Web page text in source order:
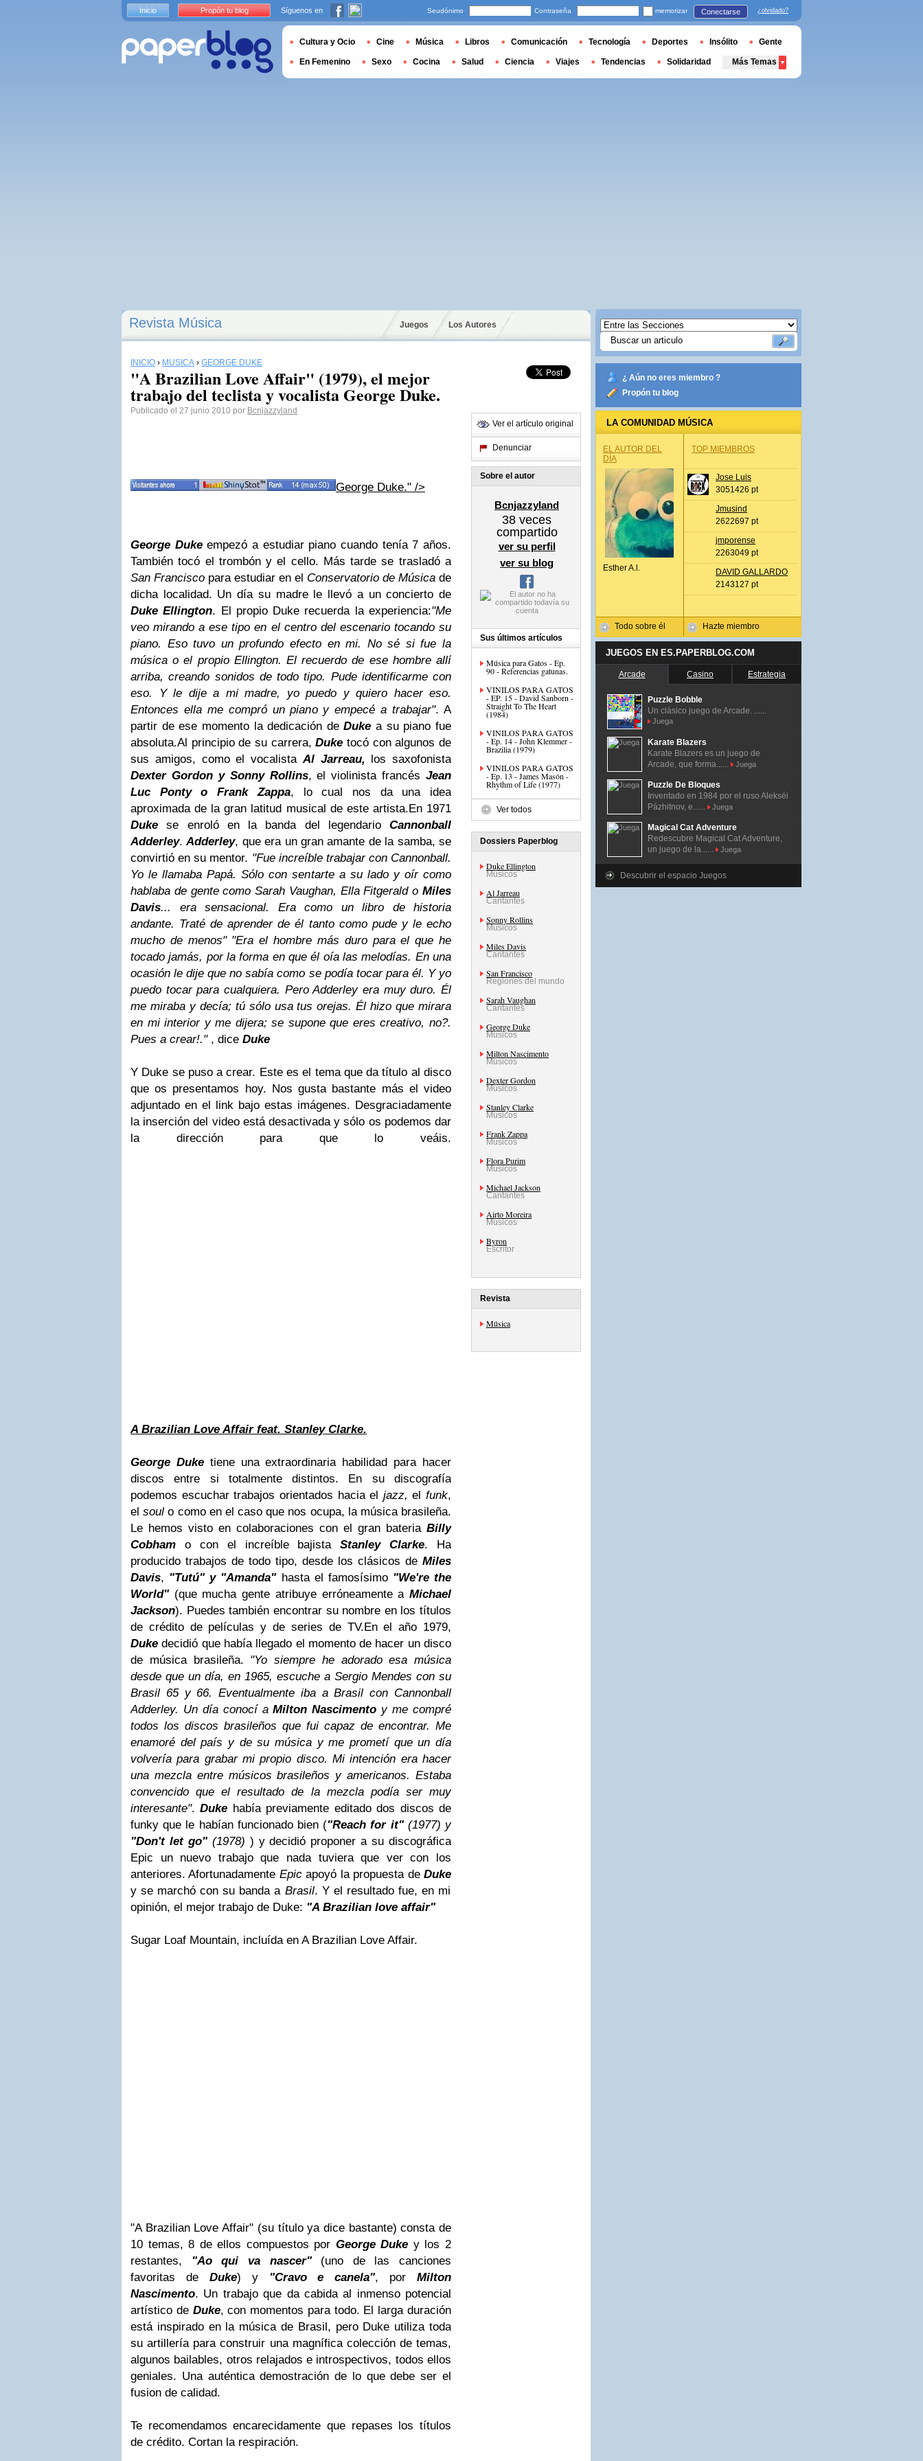
Revista Música Juegos Los Autores
INICIO › MÚSICA › GEORGE DUKE
"A Brazilian Love Affair" (1979), el mejor
trabajo del teclista y vocalista George Duke.
Publicado el 27 junio 2010 por Bcnjazzyland
George Duke." />
George Dukeempezó a estudiar piano cuando tenía 7 años.
También tocó el trombón y el cello. Más tarde se trasladó a
San Francisco para estudiar en el Conservatorio de Música de
dicha localidad. Un día su madre le llevó a un concierto de
Duke Ellington. El propio Duke recuerda la experiencia:"Me
veo mirando a ese tipo en el centro del escenario tocando su
piano. Eso tuvo un profundo efecto en mi. No sé si fue la
música o el propio Ellington. El recuerdo de ese hombre allí
arriba, creando sonidos de todo tipo. Pude identificarme con
eso. Y le dije a mi madre, yo puedo y quiero hacer eso.
Entonces ella me compró un piano y empecé a trabajar".A
partir de ese momento la dedicación deDuke a su piano fue
absoluta.Al principio de su carrera,Duke tocó con algunos de
sus amigos, como el vocalistaAl Jarreau, los saxofonista
Dexter Gordony Sonny Rollins, el violinista francés Jean
Luc Ponty o Frank Zappa, lo cual nos da una idea
aproximada de la gran latitud musical de este artista.En 1971
Duke se enroló en la banda del legendario Cannonball
Adderley.Adderley, que era un gran amante de la samba, se
convirtió en su mentor. "Fue increíble trabajar con Cannonball.
Yo le llamaba Papá. Sólo con sentarte a su lado y oír como
hablaba de gente como Sarah Vaughan, Ella Fitgerald o Miles
Davis... era sensacional. Era como un libro de historia
andante. Traté de aprender de él tanto como pude y le echo
mucho de menos" "Era el hombre más duro para el que he
tocado jamás, por la forma en que él oía las melodías. En una
ocasión le dije que no sabía como se podía tocar para él. Y yo
puedo tocar para cualquiera. Pero Adderley era muy duro. Él
me miraba y decía; tú sólo usa tus orejas. Él hizo que mirara
en mi interior y me dijera; se supone que eres creativo, no?.
Pues a crear!." , dice Duke
Y Duke se puso a crear. Este es el tema que da título al disco
que os presentamos hoy. Nos gusta bastante más el video
adjuntado en el link bajo estas imágenes. Desgraciadamente
la inserción del video está desactivada y sólo os podemos dar
la dirección para que lo veáis.
A Brazilian Love Affair feat. Stanley Clarke.
George Duketiene una extraordinaria habilidad para hacer
discos entre si totalmente distintos. En su discografía
podemos escuchar trabajos orientados hacia el jazz, el funk,
elsoul o como en el caso que nos ocupa, la música brasileña.
Le hemos visto en colaboraciones con el gran bateria Billy
Cobham o con el increíble bajistaStanley Clarke. Ha
producido trabajos de todo tipo, desde los clásicos de Miles
Davis, "Tutú" y "Amanda"hasta el famosísimo "We're the
World"(que mucha gente atribuye erróneamente a Michael
Jackson). Puedes también encontrar su nombre en los títulos
de crédito de películas y de series de TV.En el año 1979,
Duke decidió que había llegado el momento de hacer un disco
de música brasileña. "Yo siempre he adorado esa música
desde que un día, en 1965, escuche a Sergio Mendes con su
Brasil 65 y 66. Eventualmente iba a Brasil con Cannonball
Adderley. Un día conocí aMilton Nascimento y me compré
todos los discos brasileños que fui capaz de encontrar. Me
enamoré del país y de su música y me prometí que un día
volvería para grabar mi propio disco. Mi intención era hacer
una mezcla entre músicos brasileños y americanos. Estaba
convencido que el resultado de la mezcla podía ser muy
interesante".Duke había previamente editado dos discos de
funky que le habían funcionado bien ("Reach for it" (1977) y
"Don't let go"(1978) ) y decidió proponer a su discográfica
Epic un nuevo trabajo que nada tuviera que ver con los
anteriores. Afortunadamente Epicapoyó la propuesta deDuke
y se marchó con su banda a Brasil. Y el resultado fue, en mi
opinión, el mejor trabajo de Duke: "A Brazilian love affair"
Sugar Loaf Mountain, incluída en A Brazilian Love Affair.
"A Brazilian Love Affair" (su título ya dice bastante) consta de
10 temas, 8 de ellos compuestos por George Duke y los 2
restantes, "Ao qui va nascer"(uno de las canciones
favoritas de Duke) y "Cravo e canela", por Milton
Nascimento. Un trabajo que da cabida al inmenso potencial
artístico de Duke, con momentos para todo. El larga duración
está inspirado en la música de Brasil, pero Duke utiliza toda
su artillería para construir una magnífica colección de temas,
algunos bailables, otros relajados e introspectivos, todos ellos
geniales. Una auténtica demostración de lo que debe ser el
fusion de calidad.
Te recomendamos encarecidamente que repases los títulos
de crédito. Cortan la respiración.
Ver el artículo original
Denunciar
Sobre el autor
Bcnjazzyland
38 veces
compartido
ver su perfil
ver su blog
Sus últimos artículos
Música para Gatos - Ep.
90 - Referencias gatunas.
VINILOS PARA GATOS
- EP. 15 - David Sanborn -
Straight To The Heart
(1984)
VINILOS PARA GATOS
- Ep. 14 - John Klemmer -
Brazilia (1979)
VINILOS PARA GATOS
- Ep. 13 - James Masón -
Rhythm of Life (1977)
Ver todos
Dossiers Paperblog
Duke Ellington
Músicos
Al Jarreau
Cantantes
Sonny Rollins
Músicos
Miles Davis
Cantantes
San Francisco
Regiones del mundo
Sarah Vaughan
Cantantes
George Duke
Músicos
Milton Nascimento
Músicos
Dexter Gordon
Músicos
Stanley Clarke
Músicos
Frank Zappa
Músicos
Flora Purim
Músicos
Michael Jackson
Cantantes
Airto Moreira
Músicos
Byron
Escritor
Revista
Música
¿ Aún no eres miembro ?
Propón tu blog
LA COMUNIDAD MÚSICA
EL AUTOR DEL
DÍA
Esther A.l.
Todo sobre él
TOP MIEMBROS
Jose Luis
3051426 pt
Jmusind
2622697 pt
jmporense
2263049 pt
DAVID GALLARDO
2143127 pt
Hazte miembro
JUEGOS EN ES.PAPERBLOG.COM
Arcade Casino Estrategia
Puzzle Bobble
Un clásico juego de Arcade. ......
Juega
Karate Blazers
Karate Blazers es un juego de
Arcade, que forma......
Juega
Puzzle De Bloques
Inventado en 1984 por el ruso Alekséi
Pázhitnov, e......
Juega
Magical Cat Adventure
Redescubre Magical Cat Adventure,
un juego de la......
Juega
Descubrir el espacio Juegos
Inicio Propón tu blog Síguenos en Seudónimo Contraseña memorizar Conectarse ¿olvidado?
Cultura y Ocio Cine Música Libros Comunicación Tecnología Deportes Insólito Gente
En Femenino Sexo Cocina Salud Ciencia Viajes Tendencias Solidaridad Más Temas